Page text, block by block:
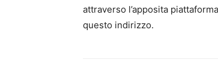
attraverso l’apposita
questo indirizzo.